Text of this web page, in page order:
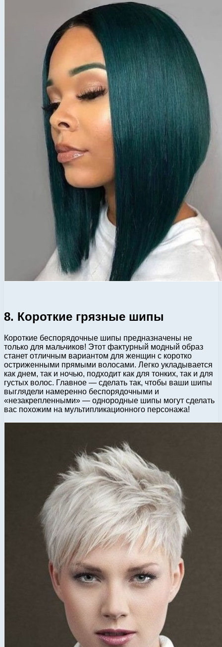
8. Короткие грязные шипы
Короткие беспорядочные шипы предназначены не
только для мальчиков! Этот фактурный модный образ
станет отличным вариантом для женщин с коротко
остриженными прямыми волосами. Легко укладывается
как днем, так и ночью, подходит как для тонких, так и для
густых волос. Главное — сделать так, чтобы ваши шипы
выглядели намеренно беспорядочными и
«незакрепленными» — однородные шипы могут сделать
вас похожим на мультипликационного персонажа!